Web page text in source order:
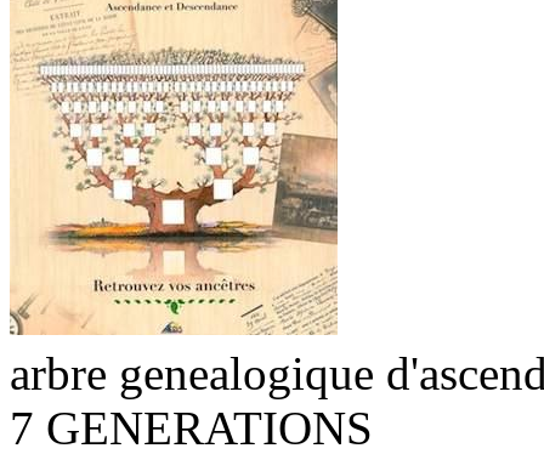
arbre genealogique
7 GENERATIONS